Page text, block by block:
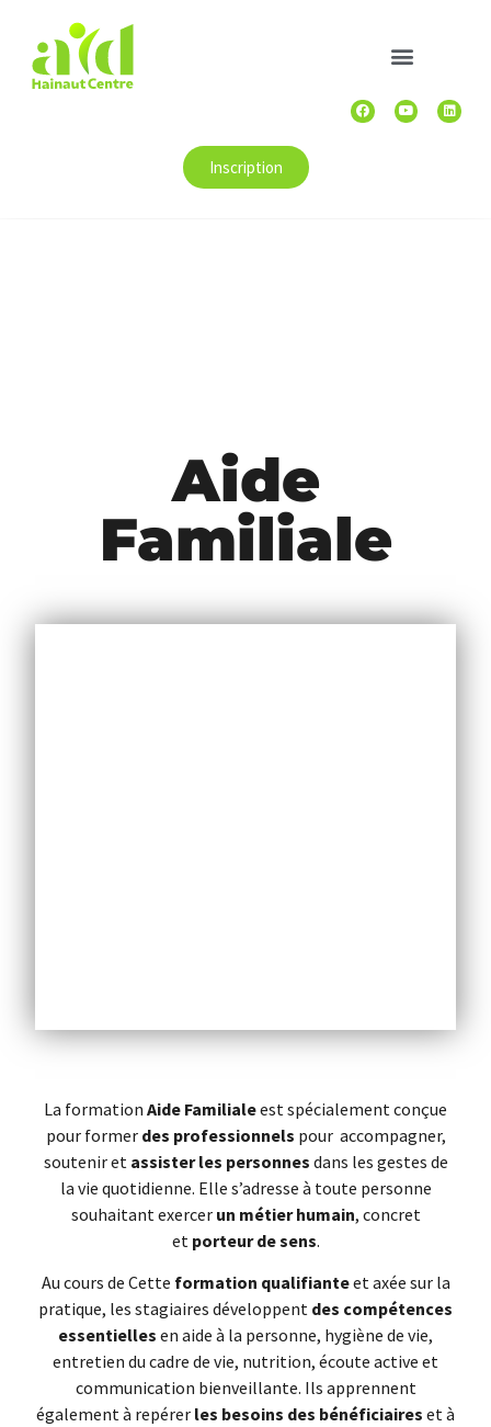
Inscription
Aide
Familiale
La formation Aide Familialeest spécialement conçue
pour former des professionnels pour accompagner,
soutenir et assister les personnes dans les gestes de
la vie quotidienne. Elle s’adresse à toute personne
souhaitant exercer un métier humain, concret
et porteur de sens.
Au cours de Cette formation qualifianteet axée sur la
pratique, les stagiaires développent des compétences
essentielles en aide à la personne, hygiène de vie,
entretien du cadre de vie, nutrition, écoute active et
communication bienveillante. Ils apprennent
également à repérer les besoins des bénéficiaires et à